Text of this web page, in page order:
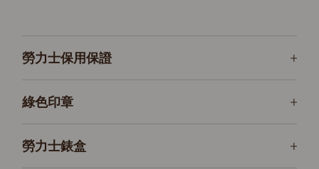
勞力士保用保證
綠色印章
勞力士錶盒